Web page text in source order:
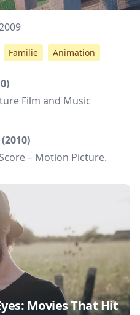
Familie Animation
Film and Music
– Motion Picture.
Movies That Hit